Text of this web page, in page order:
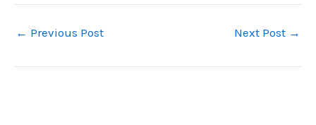
← Previous Post Next Post →